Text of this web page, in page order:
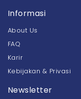
Informasi
About Us
FAQ
Karir
Kebijakan & Privasi
Newsletter